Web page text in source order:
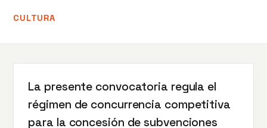
CULTURA
La presente convocatoria regula el
régimen de concurrencia competitiva
para la concesión de subvenciones